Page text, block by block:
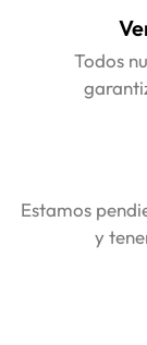
Todos
Estamos
y